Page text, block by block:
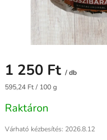
1 250 Ft / db
Egységár:
595,24 Ft / 100 g
Raktáron
Várható kézbesítés: 2026.8.12